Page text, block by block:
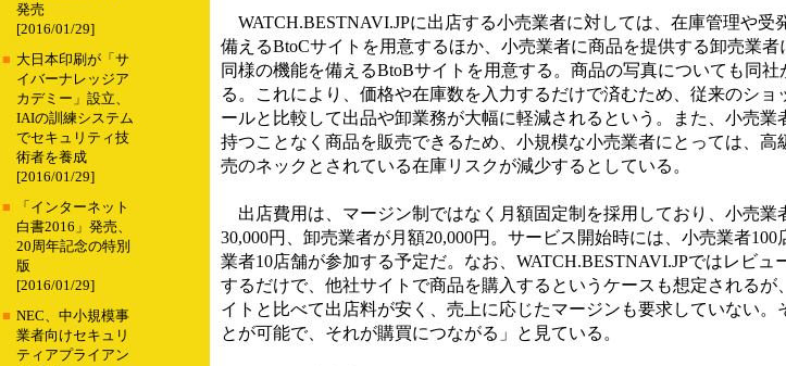
発売
[2016/01/29]
■ 大日本印刷が「サ
イバーナレッジア
カデミー」設立、
IAIの訓練システム
でセキュリティ技
術者を養成
[2016/01/29]
■
「インターネット
白書2016」発売、
20周年記念の特別
版
[2016/01/29]
■ NEC、中小規模事
業者向けセキュリ
ティアプライアン
WATCH.BESTNAVI.JPに出店する小売業者に対しては、在庫管理や受
備えるBtoCサイトを用意するほか、小売業者に商品を提供する卸売業者
同様の機能を備えるBtoBサイトを用意する。商品の写真についても同社
る。これにより、価格や在庫数を入力するだけで済むため、従来のショ
ールと比較して出品や卸業務が大幅に軽減されるという。また、小売業
持つことなく商品を販売できるため、小規模な小売業者にとっては、高
売のネックとされている在庫リスクが減少するとしている。
出店費用は、マージン制ではなく月額固定制を採用しており、小売業
30,000円、卸売業者が月額20,000円。サービス開始時には、小売業者100
業者10店舗が参加する予定だ。なお、WATCH.BESTNAVI.JPではレビュ
するだけで、他社サイトで商品を購入するというケースも想定されるが
イトと比べて出店料が安く、売上に応じたマージンも要求していない。
とが可能で、それが購買につながる」と見ている。